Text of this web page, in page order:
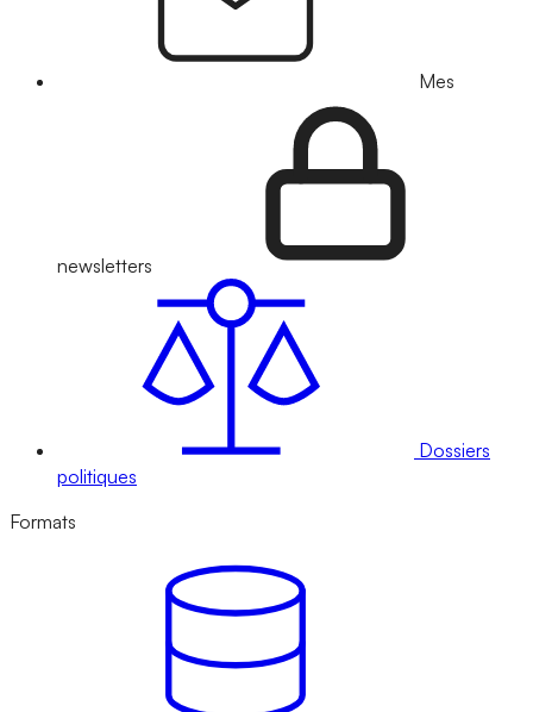
Mes
newsletters
Dossiers
politiques
Formats